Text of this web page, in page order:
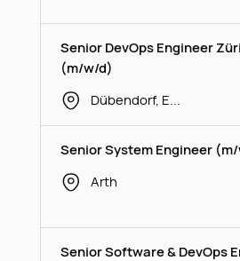
Senior DevOps Engineer
(m/w/d)
Dübendorf, Emmen
Senior System Engineer
Arth
Senior Software & DevOps